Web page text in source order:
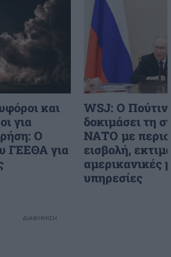
και
για
Ο
ΓΕΕΘΑ για
WSJ: Ο Πούτιν
δοκιμάσει τη
ΝΑΤΟ με
εισβολή,
αμερικανικές
υπηρεσίες
ΔΙΑΦΗΜΙΣΗ